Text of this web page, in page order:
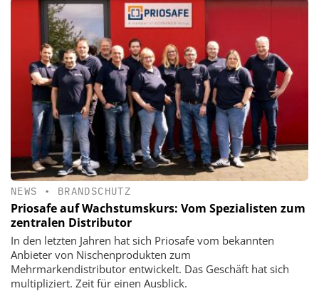
NEWS • BRANDSCHUTZ
Priosafe auf Wachstumskurs: Vom Spezialisten zum
zentralen Distributor
In den letzten Jahren hat sich Priosafe vom bekannten
Anbieter von Nischenprodukten zum
Mehrmarkendistributor entwickelt. Das Geschäft hat sich
multipliziert. Zeit für einen Ausblick.